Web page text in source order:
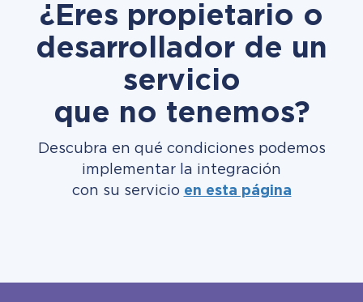
¿Eres propietario o
desarrollador de un
servicio
que no tenemos?
Descubra en qué condiciones podemos
implementar la integración
con su servicio en esta página